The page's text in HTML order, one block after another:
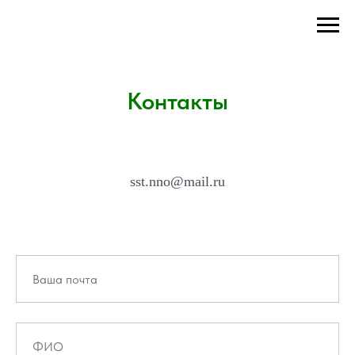
Контакты
sst.nno@mail.ru